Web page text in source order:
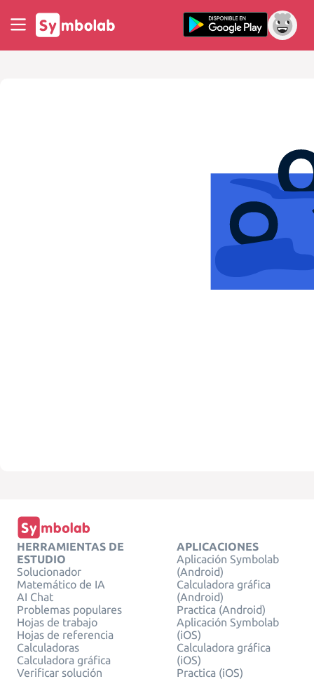
HERRAMIENTAS DE
ESTUDIO
Solucionador
Matemático de IA
AI Chat
Problemas populares
Hojas de trabajo
Hojas de referencia
Calculadoras
Calculadora gráfica
Verificar solución
APLICACIONES
Aplicación Symbolab
(Android)
Calculadora gráfica
(Android)
Practica (Android)
Aplicación Symbolab
(iOS)
Calculadora gráfica
(iOS)
Practica (iOS)